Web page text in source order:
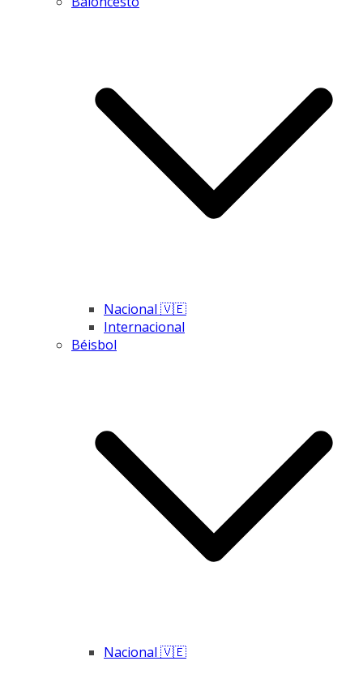
Nacional 🇻🇪
Internacional
Béisbol
Nacional 🇻🇪